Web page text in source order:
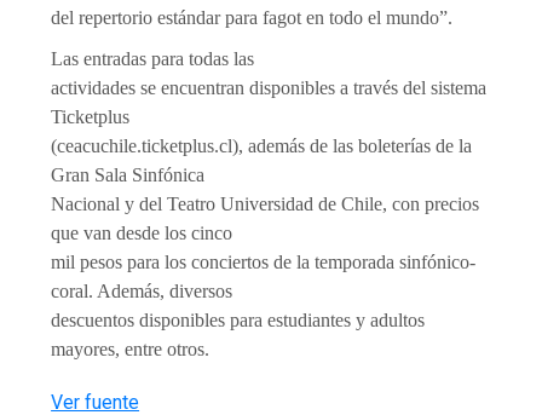
del repertorio estándar para fagot en todo el mundo”.
Las entradas para todas las
actividades se encuentran disponibles a través del sistema
Ticketplus
(ceacuchile.ticketplus.cl), además de las boleterías de la
Gran Sala Sinfónica
Nacional y del Teatro Universidad de Chile, con precios
que van desde los cinco
mil pesos para los conciertos de la temporada sinfónico-
coral. Además, diversos
descuentos disponibles para estudiantes y adultos
mayores, entre otros.
Ver fuente